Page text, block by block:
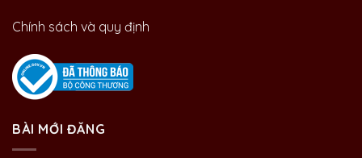
Chính sách và quy định
BÀI MỚI ĐĂNG